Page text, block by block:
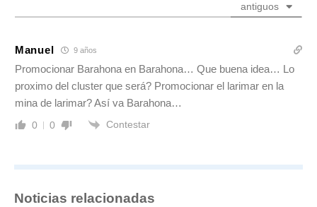
antiguos
Manuel 9 años
Promocionar Barahona en Barahona… Que buena idea… Lo
proximo del cluster que será? Promocionar el larimar en la
mina de larimar? Así va Barahona…
0 0 Contestar
Noticias relacionadas